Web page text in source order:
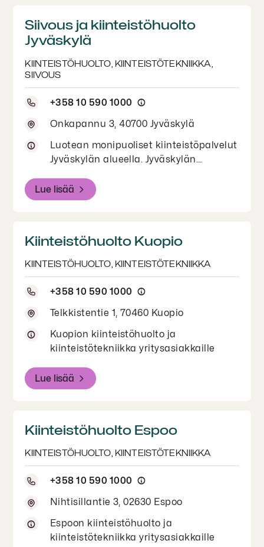
Siivous ja kiinteistöhuolto
Jyväskylä
KIINTEISTÖHUOLTO, KIINTEISTÖTEKNIIKKA,
SIIVOUS
+358 10 590 1000
Onkapannu 3, 40700 Jyväskylä
Luotean monipuoliset kiinteistöpalvelut
Jyväskylän alueella. Jyväskylän
kiinteistötekniikan palvelut
yritysasiakkaille.
Lue lisää
Kiinteistöhuolto Kuopio
KIINTEISTÖHUOLTO, KIINTEISTÖTEKNIIKKA
+358 10 590 1000
Telkkistentie 1, 70460 Kuopio
Kuopion kiinteistöhuolto ja
kiinteistötekniikka yritysasiakkaille
Lue lisää
Kiinteistöhuolto Espoo
KIINTEISTÖHUOLTO, KIINTEISTÖTEKNIIKKA
+358 10 590 1000
Nihtisillantie 3, 02630 Espoo
Espoon kiinteistöhuolto ja
kiinteistötekniikka yritysasiakkaille